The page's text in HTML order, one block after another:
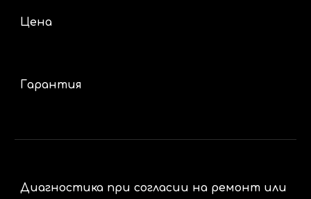
Цена
Гарантия
Диагностика при согласии на ремонт или